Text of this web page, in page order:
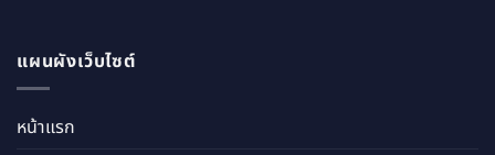
แผนผังเว็บไซต์
หน้าแรก